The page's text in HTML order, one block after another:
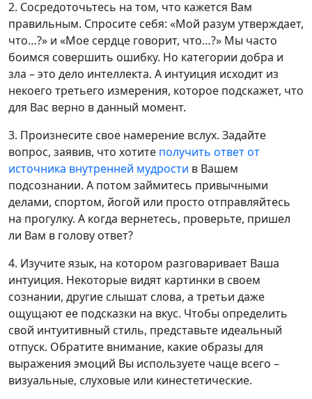
2. Сосредоточьтесь на том, что кажется Вам
правильным. Спросите себя: «Мой разум утверждает,
что…?» и «Мое сердце говорит, что…?» Мы часто
боимся совершить ошибку. Но категории добра и
зла – это дело интеллекта. А интуиция исходит из
некоего третьего измерения, которое подскажет, что
для Вас верно в данный момент.
3. Произнесите свое намерение вслух. Задайте
вопрос, заявив, что хотите получить ответ от
источника внутренней мудрости в Вашем
подсознании. А потом займитесь привычными
делами, спортом, йогой или просто отправляйтесь
на прогулку. А когда вернетесь, проверьте, пришел
ли Вам в голову ответ?
4. Изучите язык, на котором разговаривает Ваша
интуиция. Некоторые видят картинки в своем
сознании, другие слышат слова, а третьи даже
ощущают ее подсказки на вкус. Чтобы определить
свой интуитивный стиль, представьте идеальный
отпуск. Обратите внимание, какие образы для
выражения эмоций Вы используете чаще всего –
визуальные, слуховые или кинестетические.